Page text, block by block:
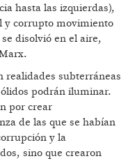
hasta las izquierdas),
y corrupto movimiento
disolvió en el aire,
realidades subterráneas
podrán iluminar.
por crear
de las que se habían
y la
sino que crearon